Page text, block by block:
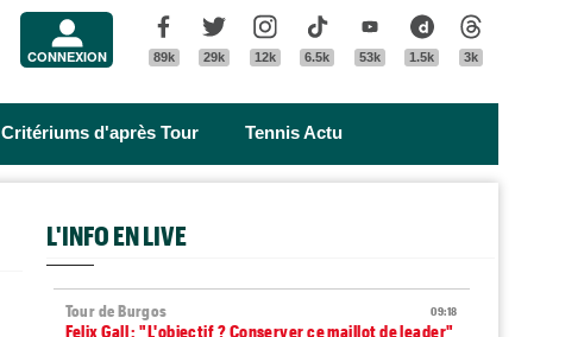
CONNEXION
Facebook
89k
Twitter
29k
Instagram
12k
Tik Tok
6.5k
Youtube
53k
Dailymotion
1.5k 3k
Critériums d'après Tour Tennis Actu
L'INFO EN LIVE
09:18
Tour de Burgos
Felix Gall : "L'objectif ? Conserver ce maillot de leader"